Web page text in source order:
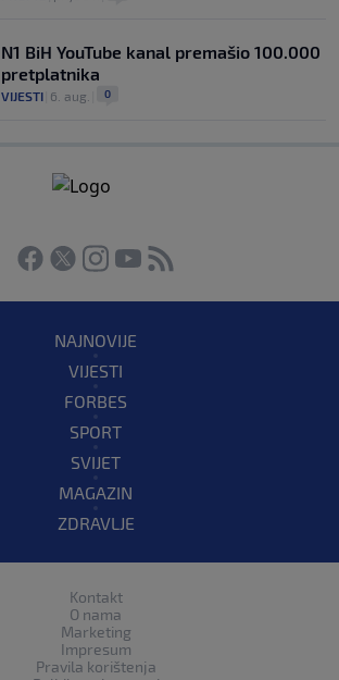
N1 BiH YouTube kanal premašio 100.000
pretplatnika
VIJESTI 6. aug. 0
NAJNOVIJE
VIJESTI
FORBES
SPORT
SVIJET
MAGAZIN
ZDRAVLJE
Kontakt
O nama
Marketing
Impresum
Pravila korištenja